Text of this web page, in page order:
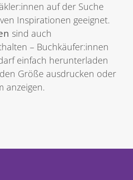
auf der Suche
Inspirationen geeignet.
sind auch
– Buchkäufer:innen
einfach herunterladen
Größe ausdrucken oder
anzeigen.